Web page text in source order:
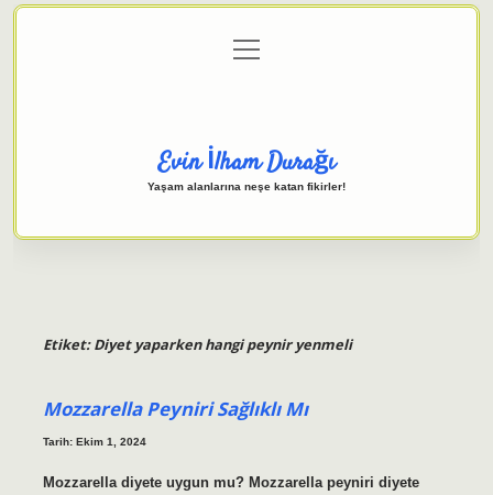
Gizlilik Politikası
menüyü
aç
Evin İlham Durağı
Yaşam alanlarına neşe katan fikirler!
Etiket:Diyet yaparken hangi peynir yenmeli
Mozzarella Peyniri Sağlıklı Mı
Tarih: Ekim 1, 2024
Mozzarella diyete uygun mu? Mozzarella peyniri diyete